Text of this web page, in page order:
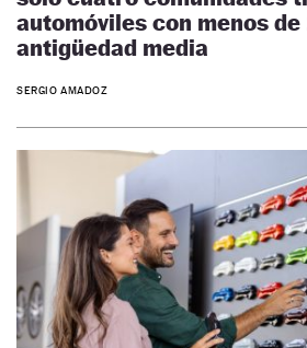
automóviles con menos de
antigüedad media
SERGIO AMADOZ